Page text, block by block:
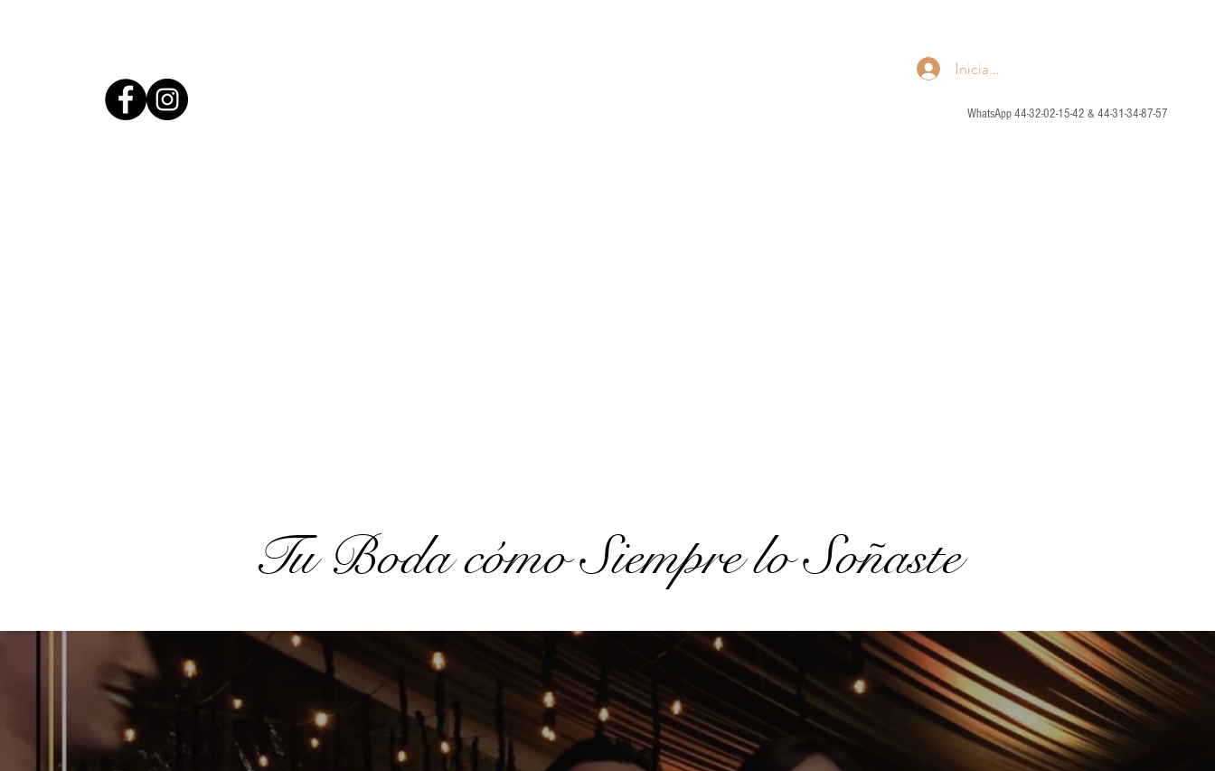
WhatsApp 44-32-02-15-42 & 44-31-34-87-57
Iniciar sesión
Tu Boda cómo Siempre lo Soñaste